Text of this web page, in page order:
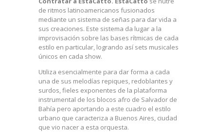
de ritmos latinoamericanos fusionados
mediante un sistema de señas para dar vida a
sus creaciones. Este sistema da lugar a la
improvisación sobre las bases rítmicas de cada
estilo en particular, logrando así sets musicales
únicos en cada show.
Utiliza esencialmente para dar forma a cada
una de sus melodías repiques, redoblantes y
surdos, fieles exponentes de la plataforma
instrumental de los blocos afro de Salvador de
Bahía pero aportando a este cuadro el estilo
urbano que caracteriza a Buenos Aires, ciudad
que vio nacer a esta orquesta.